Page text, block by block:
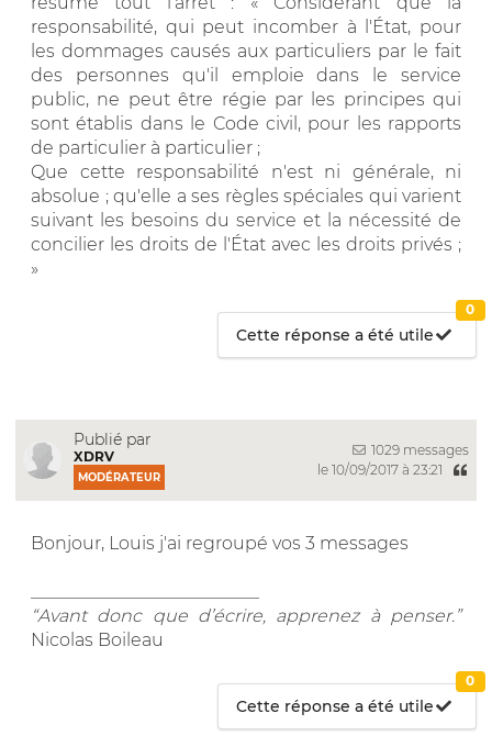
responsabilité, qui peut incomber à l'État, pour
les dommages causés aux particuliers par le fait
des personnes qu'il emploie dans le service
public, ne peut être régie par les principes qui
sont établis dans le Code civil, pour les rapports
de particulier à particulier ;
Que cette responsabilité n'est ni générale, ni
absolue ; qu'elle a ses règles spéciales qui varient
suivant les besoins du service et la nécessité de
concilier les droits de l'État avec les droits privés ;
»
Cette réponse a été utile
0
Publié par
XDRV
MODÉRATEUR
1029 messages
le 10/09/2017 à 23:21
Bonjour, Louis j'ai regroupé vos 3 messages
“Avant donc que d’écrire, apprenez à penser.”
Nicolas Boileau
Cette réponse a été utile
0